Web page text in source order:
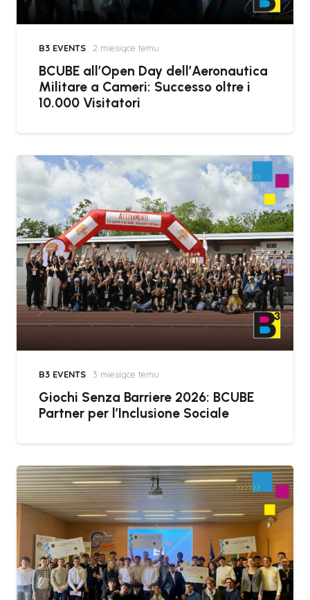
B3 EVENTS 2 miesiące temu
BCUBE all’Open Day dell’Aeronautica
Militare a Cameri: Successo oltre i
10.000 Visitatori
B3 EVENTS 3 miesiące temu
Giochi Senza Barriere 2026: BCUBE
Partner per l’Inclusione Sociale